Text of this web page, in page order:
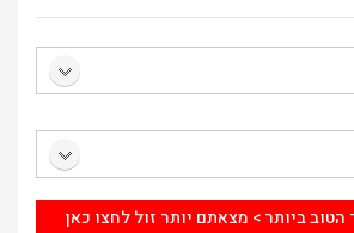
ביותר > מצאתם יותר זול לחצו כאן